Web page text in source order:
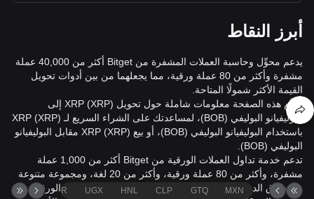
أبرز النقاط
يدعم محوِّل وحاسبة العملات المشفرة من Bitget أكثر من 40,000 عملة
مشفرة وأكثر من 80 عملة ورقية، مما يجعلهما من بين أدوات تحويل
القيمة الأكثر شمولًا المتاحة.
تُقدِّم هذه الصفحة معلومات شاملة حول تحويل XRP (XRP) إلى
البوليفيانو البوليفي (BOB)، لمساعدتك على الشراء السريع لـ XRP (XRP)
باستخدام البوليفيانو البوليفي (BOB)، أو بيع XRP (XRP) مقابل البوليفيانو
البوليفي (BOB).
تدعم خدمة تداول العملات الورقية من Bitget أكثر من 1,000 عملة
مشفرة، وأكثر من 80 عملة ورقية، وأكثر من 20 لغة، ومجموعة متنوعة
من طرق الدفع المحلية. وتوفر رسوم معاملات على العملات الورقية
MXN
GTQ
CLP
HNL
UGX
ZAR
TND